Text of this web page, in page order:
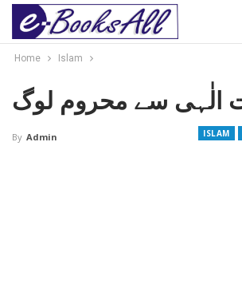
Home Islam
الٰہی سے محروم لوگ
ISLAM
By Admin